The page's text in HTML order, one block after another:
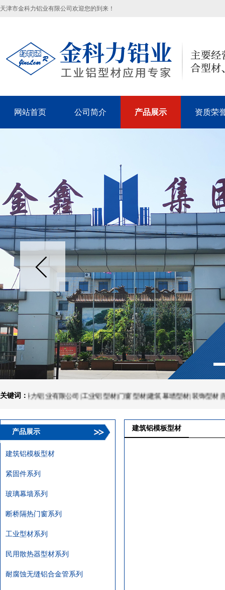
天津市金科力铝业有限公司欢迎您的到来！
网站首页 公司简介 产品展示 资质荣
关键词：
科力铝业有限公司|工业铝型材|门窗型材|建筑幕墙型材|装饰型材|散热
产品展示
建筑铝模板型材
紧固件系列
玻璃幕墙系列
断桥隔热门窗系列
工业型材系列
民用散热器型材系列
耐腐蚀无缝铝合金管系列
建筑铝模板型材